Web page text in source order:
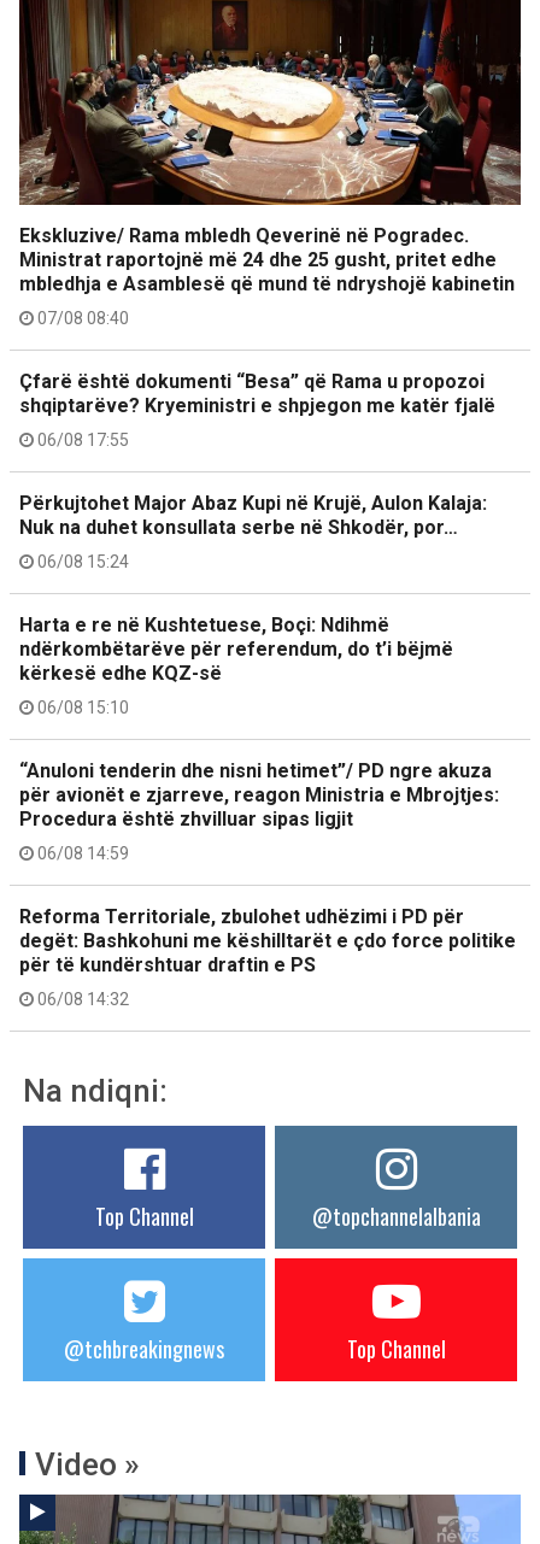
Ekskluzive/ Rama mbledh Qeverinë në Pogradec.
Ministrat raportojnë më 24 dhe 25 gusht, pritet edhe
mbledhja e Asamblesë që mund të ndryshojë kabinetin
07/08 08:40
Çfarë është dokumenti “Besa” që Rama u propozoi
shqiptarëve? Kryeministri e shpjegon me katër fjalë
06/08 17:55
Përkujtohet Major Abaz Kupi në Krujë, Aulon Kalaja:
Nuk na duhet konsullata serbe në Shkodër, por…
06/08 15:24
Harta e re në Kushtetuese, Boçi: Ndihmë
ndërkombëtarëve për referendum, do t’i bëjmë
kërkesë edhe KQZ-së
06/08 15:10
“Anuloni tenderin dhe nisni hetimet”/ PD ngre akuza
për avionët e zjarreve, reagon Ministria e Mbrojtjes:
Procedura është zhvilluar sipas ligjit
06/08 14:59
Reforma Territoriale, zbulohet udhëzimi i PD për
degët: Bashkohuni me këshilltarët e çdo force politike
për të kundërshtuar draftin e PS
06/08 14:32
Na ndiqni:
Top Channel @topchannelalbania
@tchbreakingnews Top Channel
Video »